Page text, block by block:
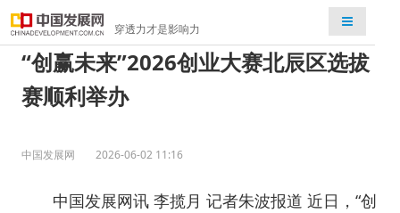
穿透力才是影响力
检索
“创赢未来”2026创业大赛北辰区选拔
赛顺利举办
中国发展网 2026-06-02 11:16
中国发展网讯 李揽月 记者朱波报道 近日，“创